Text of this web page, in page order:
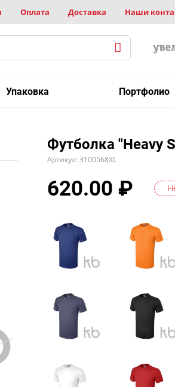
Оплата Доставка Наши
Упаковка Портфолио
Футболка "Heavy
Артикул: 3100568XL
620.00 ₽